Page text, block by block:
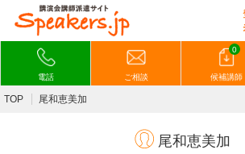
電話 ご相談
0
候補講師
TOP 尾和恵美加
尾和恵美加